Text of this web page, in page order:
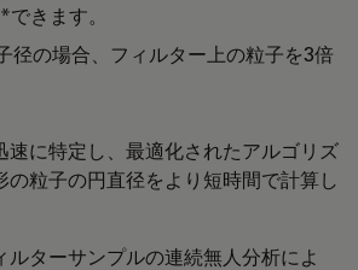
きます。
径の場合、フィルター上の粒子を3倍
速に特定し、最適化されたアルゴリズ
の粒子の円直径をより短時間で計算し
ルターサンプルの連続無人分析によ